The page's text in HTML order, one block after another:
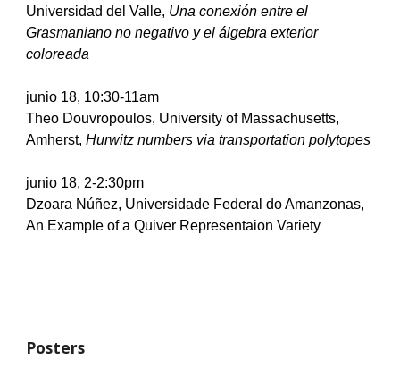
Universidad del Valle, Una conexión entre el
Grasmaniano no negativo y el álgebra exterior
coloreada
junio 18, 10:30-11am
Theo Douvropoulos, University of Massachusetts,
Amherst, Hurwitz numbers via transportation polytopes
junio 18, 2-2:30pm
Dzoara Núñez, Universidade Federal do Amanzonas,
An Example of a Quiver Representaion Variety
Posters